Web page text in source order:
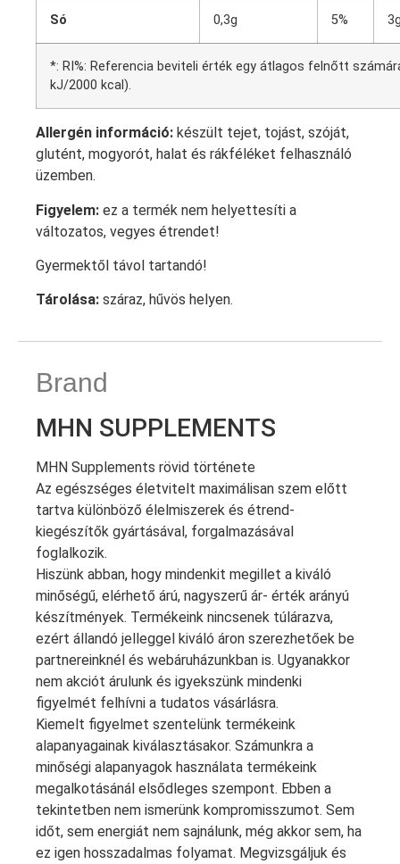
Só 0,3g 5%
*: RI%: Referencia beviteli érték egy átlagos felnőtt
kJ/2000 kcal).
Allergén információ: készült tejet, tojást, szóját,
glutént, mogyorót, halat és rákféléket felhasználó
üzemben.
Figyelem: ez a termék nem helyettesíti a
változatos, vegyes étrendet!
Gyermektől távol tartandó!
Tárolása: száraz, hűvös helyen.
Brand
MHN SUPPLEMENTS
MHN Supplements rövid története
Az egészséges életvitelt maximálisan szem előtt
tartva különböző élelmiszerek és étrend-
kiegészítők gyártásával, forgalmazásával
foglalkozik.
Hiszünk abban, hogy mindenkit megillet a kiváló
minőségű, elérhető árú, nagyszerű ár- érték arányú
készítmények. Termékeink nincsenek túlárazva,
ezért állandó jelleggel kiváló áron szerezhetőek be
partnereinknél és webáruházunkban is. Ugyanakkor
nem akciót árulunk és igyekszünk mindenki
figyelmét felhívni a tudatos vásárlásra.
Kiemelt figyelmet szentelünk termékeink
alapanyagainak kiválasztásakor. Számunkra a
minőségi alapanyagok használata termékeink
megalkotásánál elsődleges szempont. Ebben a
tekintetben nem ismerünk kompromisszumot. Sem
időt, sem energiát nem sajnálunk, még akkor sem, ha
ez igen hosszadalmas folyamat. Megvizsgáljuk és